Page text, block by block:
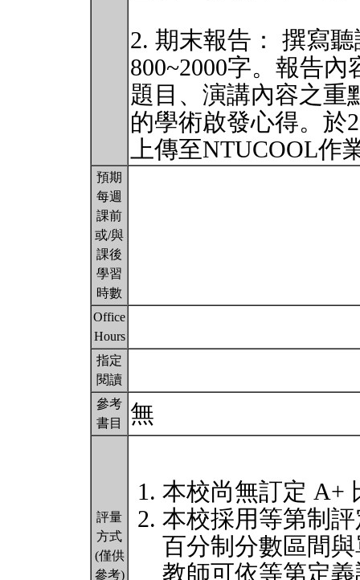
2. 期末報告： 撰寫
800~2000字。報告
題目、演講內容之重
的學術啟發心得。於
上傳至NTUCOOL作
預期
每週
課前
或/與
課後
學習
時數
Office
Hours
指定
閱讀
參考
書目
無
評量
方式
(僅供
參考)
本校尚無訂定 A+
本校採用等第制
百分制分數區間
教師可依等第定